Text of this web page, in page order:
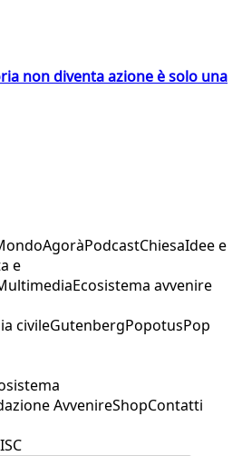
non diventa azione è solo una
AgoràPodcastChiesaIdee e
e
Ecosistema avvenire
civileGutenbergPopotusPop
AvvenireShopContatti